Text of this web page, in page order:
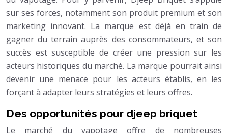
sur ses forces, notamment son produit premium et son
marketing innovant. La marque est déjà en train de
gagner du terrain auprès des consommateurs, et son
succès est susceptible de créer une pression sur les
acteurs historiques du marché. La marque pourrait ainsi
devenir une menace pour les acteurs établis, en les
forçant à adapter leurs stratégies et leurs offres.
Des opportunités pour djeep briquet
Le marché du vapotage offre de nombreuses